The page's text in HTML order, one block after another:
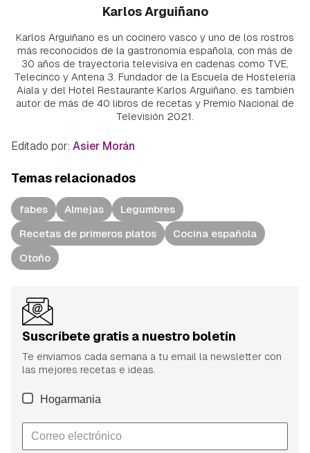
Karlos Arguiñano
Karlos Arguiñano es un cocinero vasco y uno de los rostros
más reconocidos de la gastronomía española, con más de
30 años de trayectoria televisiva en cadenas como TVE,
Telecinco y Antena 3. Fundador de la Escuela de Hostelería
Aiala y del Hotel Restaurante Karlos Arguiñano, es también
autor de más de 40 libros de recetas y Premio Nacional de
Televisión 2021.
Editado por: Asier Morán
Temas relacionados
fabes Almejas
Legumbres
Recetas de primeros platos
Cocina española
Otoño
Suscríbete gratis a nuestro boletín
Te enviamos cada semana a tu email la newsletter con
las mejores recetas e ideas.
Hogarmania